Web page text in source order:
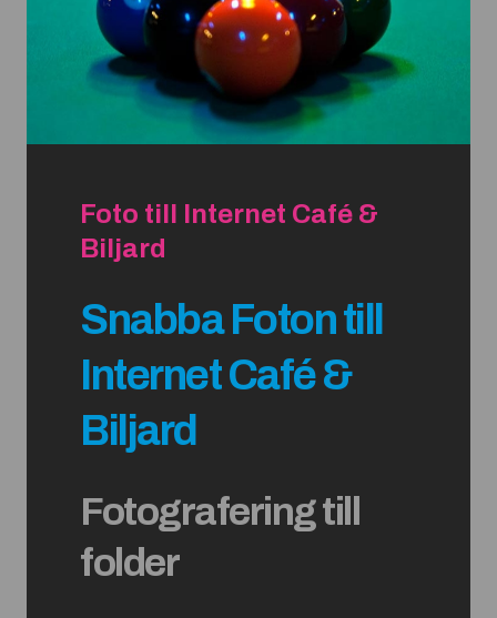
Foto till Internet Café &
Biljard
Snabba Foton till
Internet Café &
Biljard
Fotografering till
folder